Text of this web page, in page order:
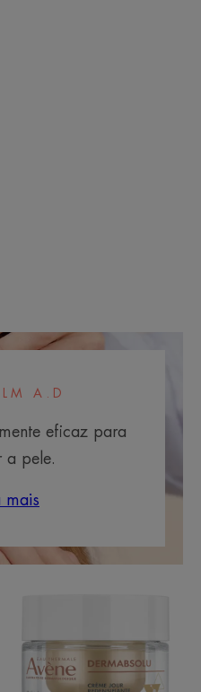
A.D
eficaz para
a pele.
mais
Redensificante